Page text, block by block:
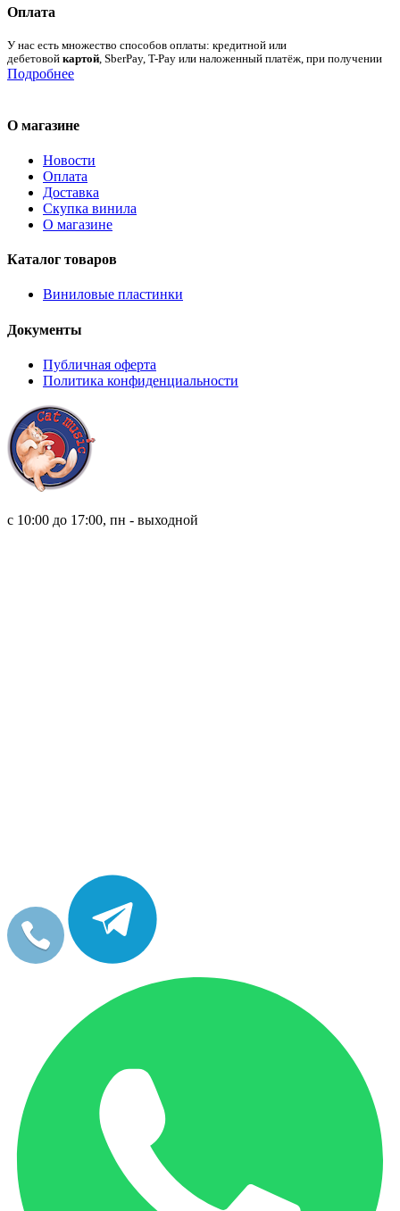
Оплата
У нас есть множество способов оплаты: кредитной или
дебетовой картой, SberPay, T-Pay или наложенный платёж, при получении
Подробнее
О магазине
Новости
Оплата
Доставка
Скупка винила
О магазине
Каталог товаров
Виниловые пластинки
Документы
Публичная оферта
Политика конфиденциальности
с 10:00 до 17:00, пн - выходной